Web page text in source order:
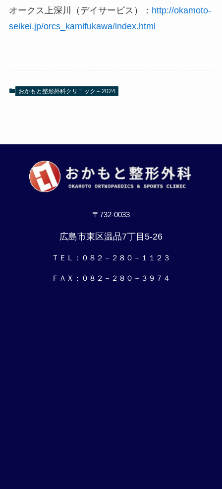
オークス上深川（デイサービス）： http://okamoto-
seikei.jp/orcs_kamifukawa/index.html
おかもと整形外科クリニック～2024
〒732-0033
広島市東区温品7丁目5-26
ＴＥＬ：０８２－２８０－１１２３
ＦＡＸ：０８２－２８０－３９７４